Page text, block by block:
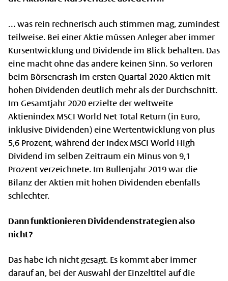
… was rein rechnerisch auch stimmen mag, zumindest
teilweise. Bei einer Aktie müssen Anleger aber immer
Kursentwicklung und Dividende im Blick behalten. Das
eine macht ohne das andere keinen Sinn. So verloren
beim Börsencrash im ersten Quartal 2020 Aktien mit
hohen Dividenden deutlich mehr als der Durchschnitt.
Im Gesamtjahr 2020 erzielte der weltweite
Aktienindex MSCI World Net Total Return (in Euro,
inklusive Dividenden) eine Wertentwicklung von plus
5,6 Prozent, während der Index MSCI World High
Dividend im selben Zeitraum ein Minus von 9,1
Prozent verzeichnete. Im Bullenjahr 2019 war die
Bilanz der Aktien mit hohen Dividenden ebenfalls
schlechter.
Dann funktionieren Dividendenstrategien also
nicht?
Das habe ich nicht gesagt. Es kommt aber immer
darauf an, bei der Auswahl der Einzeltitel auf die